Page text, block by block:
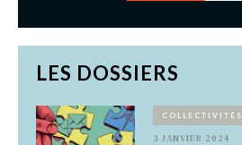
LES DOSSIERS
COLLECTIVITÉS
3 JANVIER 2024